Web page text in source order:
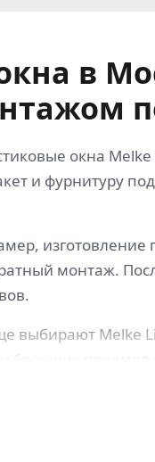
в
окна
и фурнитуру
изготовление
монтаж.
выбирают Melke
в Московском